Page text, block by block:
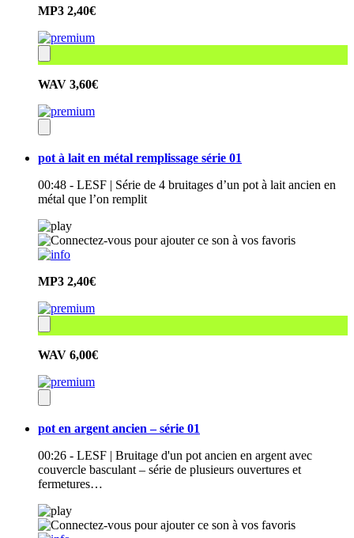
MP3 2,40€
WAV 3,60€
pot à lait en métal remplissage série 01
00:48 - LESF | Série de 4 bruitages d’un pot à lait ancien en
métal que l’on remplit
MP3 2,40€
WAV 6,00€
pot en argent ancien – série 01
00:26 - LESF | Bruitage d'un pot ancien en argent avec
couvercle basculant – série de plusieurs ouvertures et
fermetures…